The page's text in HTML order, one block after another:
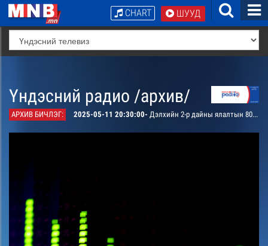
ШУУД
CHART
Үндэсний радио /архив/
АРХИВ БИЧЛЭГ: 2025-05-11 20:30:00- Дэлхийн 2-р дайны ялалтын 80 жилийн ойд зориулсан нэвтрүүлэг /давтана/